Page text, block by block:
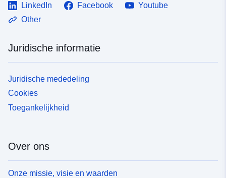
LinkedIn Facebook
Youtube
Other
Juridische informatie
Juridische mededeling
Cookies
Toegankelijkheid
Over ons
Onze missie, visie en waarden